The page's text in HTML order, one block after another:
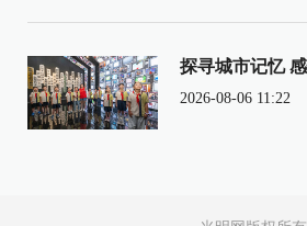
探寻城市记忆
2026-08-06 11:22